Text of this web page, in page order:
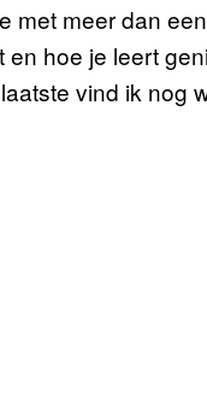
met meer dan
en hoe je leert
vind ik nog